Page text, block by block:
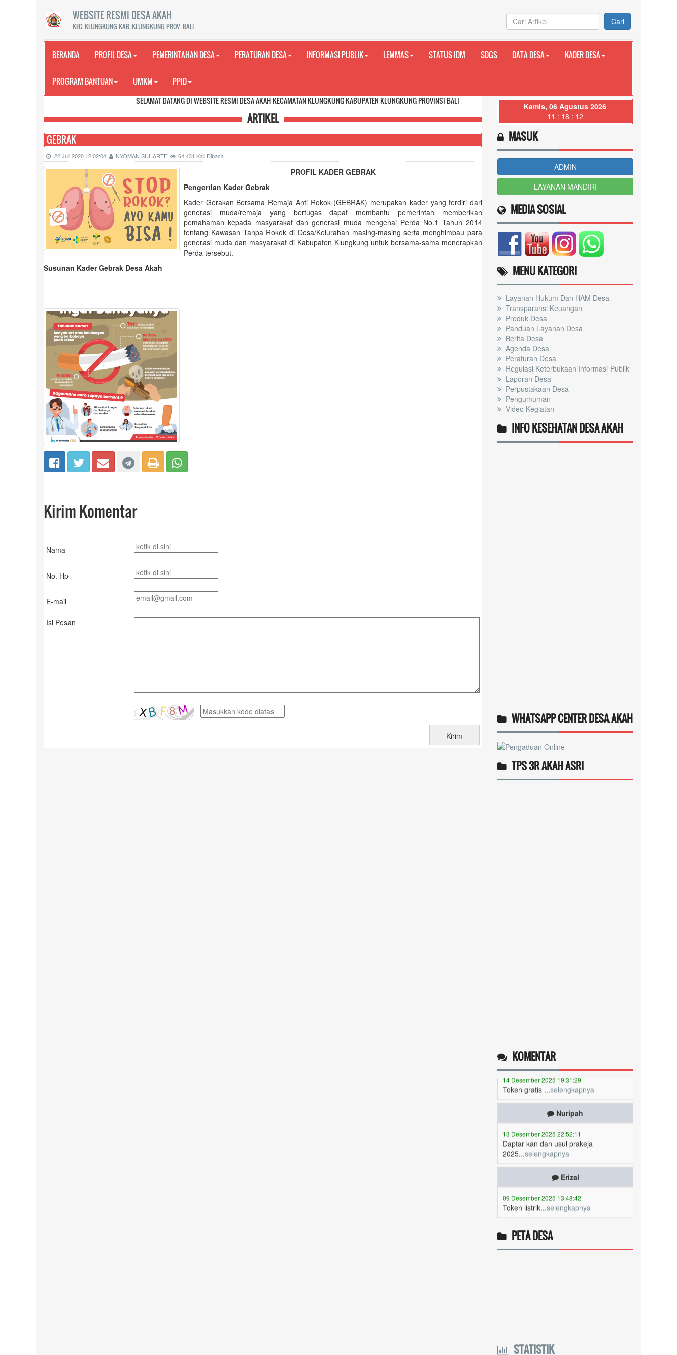
WEBSITE RESMI DESA AKAH
KEC. KLUNGKUNG KAB. KLUNGKUNG PROV. BALI Cari
BERANDA PROFIL DESA PEMERINTAHAN DESA PERATURAN DESA INFORMASI PUBLIK LEMMAS STATUS IDM SDGS DATA DESA KADER DESA
PROGRAM BANTUAN UMKM PPID
SELAMAT DATANG DI WEBSITE RESMI DESA AKAH KECAMATAN KLUNGKUNG KABUPATEN KLUNGKUNG PROVINSI BALI
ARTIKEL
GEBRAK
22 Juli 2020 12:02:04 NYOMAN SUHARTE 64.431 Kali Dibaca
PROFIL KADER GEBRAK
Pengertian Kader Gebrak
Kader Gerakan Bersama Remaja Anti Rokok (GEBRAK) merupakan kader yang terdiri dari
generasi muda/remaja yang bertugas dapat membantu pemerintah memberikan
pemahaman kepada masyarakat dan generasi muda mengenai Perda No.1 Tahun 2014
tentang Kawasan Tanpa Rokok di Desa/Kelurahan masing-masing serta menghimbau para
generasi muda dan masyarakat di Kabupaten Klungkung untuk bersama-sama menerapkan
Perda tersebut.
Susunan Kader Gebrak Desa Akah
Kirim Komentar
Nama
No. Hp
E-mail
Isi Pesan
Kamis, 06 Agustus 2026
11 : 18 : 13
MASUK
ADMIN
LAYANAN MANDIRI
MEDIA SOSIAL
MENU KATEGORI
Layanan Hukum Dan HAM Desa
Transparansi Keuangan
Produk Desa
Panduan Layanan Desa
Berita Desa
Agenda Desa
Peraturan Desa
Regulasi Keterbukaan Informasi Publik
Laporan Desa
Perpustakaan Desa
Pengumuman
Video Kegiatan
INFO KESEHATAN DESA AKAH
WHATSAPP CENTER DESA AKAH
TPS 3R AKAH ASRI
KOMENTAR
14 Desember 2025 19:31:29
Token gratis ...selengkapnya
Nuripah
13 Desember 2025 22:52:11
Daptar kan dan usul prakeja
2025...selengkapnya
Erizal
09 Desember 2025 13:48:42
Token listrik...selengkapnya
Awin
06 Desember 2025 18:38:17
Pulsa gratis ...selengkapnya
Token PLN gratis 8626 6412
PETA DESA
STATISTIK